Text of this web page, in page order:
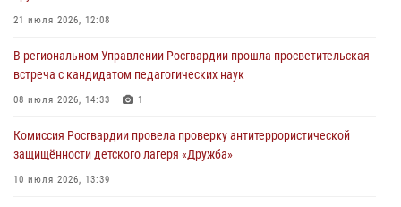
За минувшие сутки Псковские росгвардейцы выезжали два раза на
31 июля 2026, 13:53
В Санкт-Петербурге прошел окружной этап ежегодного
сотрудников вневедомственной охраны Росгвардии, Псковские
Росгвардейцы одержали победу
30 июля 2026, 05:10
21 июля 2026, 12:08
В региональном Управлении Росгвардии прошла просветительская
встреча с кандидатом педагогических наук
08 июля 2026, 14:33 1
Комиссия Росгвардии провела проверку антитеррористической
защищённости детского лагеря «Дружба»
10 июля 2026, 13:39